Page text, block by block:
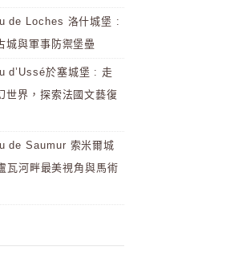
de Loches 洛什城堡 :
城與軍事防禦堡壘
d’Ussé於塞城堡 : 走
世界，探索法國文藝復
de Saumur 索米爾城
瓦河畔最美視角與馬術